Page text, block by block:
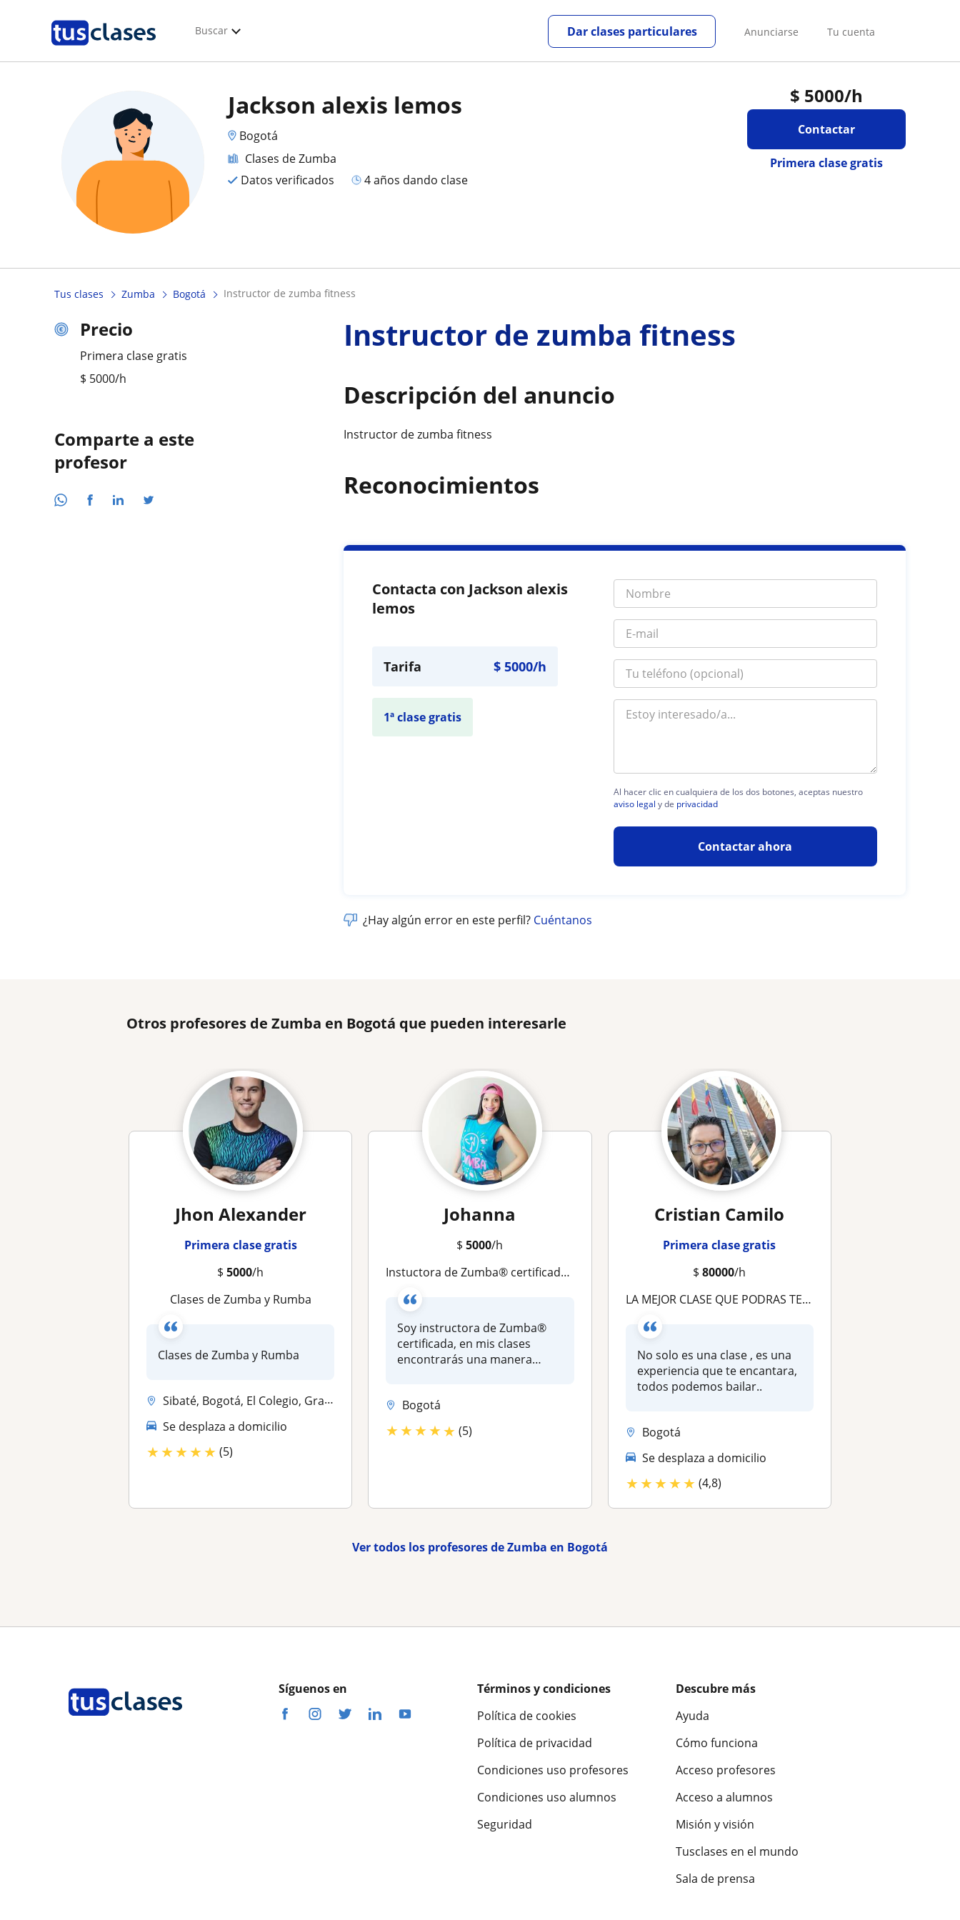
Buscar Anunciarse Tu cuenta
Dar clases particulares
$ 5000/h
Contactar
Primera clase gratis
Jackson alexis lemos
Bogotá
Clases de Zumba
Datos verificados
4 años dando clase
Tus clases Zumba Bogotá instructor de zumba fitness
Precio
Primera clase gratis
$ 5000/h
Comparte a este
profesor
Instructor de zumba fitness
Descripción del anuncio
Instructor de zumba fitness
Reconocimientos
Contacta con Jackson alexis
lemos
Tarifa $5000/h
1ª clase gratis
Al hacer clic en cualquiera de los dos botones, aceptas nuestro
aviso legal y de privacidad
Contactar ahora
¿Hay algún error en este perfil? Cuéntanos
Otros profesores de Zumba en Bogotá que pueden interesarle
Jhon Alexander
Primera clase gratis
$5000/h
Clases de Zumba y Rumba
Clases de Zumba y Rumba
Sibaté, Bogotá, El Colegio, Granada (Cundinamarca), Soacha
Se desplaza a domicilio
★★★★★ (5)
Johanna
$5000/h
Instuctora de Zumba® certificada, clases online y presenciales
Soy instructora de Zumba®
certificada, en mis clases
encontrarás una manera
Bogotá
★★★★★ (5)
Cristian Camilo
Primera clase gratis
$80000/h
LA MEJOR CLASE QUE PODRAS TENER
No solo es una clase , es una
experiencia que te encantara,
todos podemos bailar..
Bogotá
Se desplaza a domicilio
★★★★★ (4,8)
Ver todos los profesores de Zumba en Bogotá
Síguenos en
Términos y condiciones
Política de cookies
Política de privacidad
Condiciones uso profesores
Condiciones uso alumnos
Seguridad
Descubre más
Ayuda
Cómo funciona
Acceso profesores
Acceso a alumnos
Misión y visión
Tusclases en el mundo
Sala de prensa